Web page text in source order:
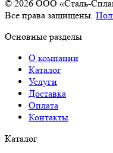
© 2026 OOO «Сталь-
Все права защищены.
Основные разделы
О компании
Каталог
Услуги
Доставка
Оплата
Контакты
Каталог